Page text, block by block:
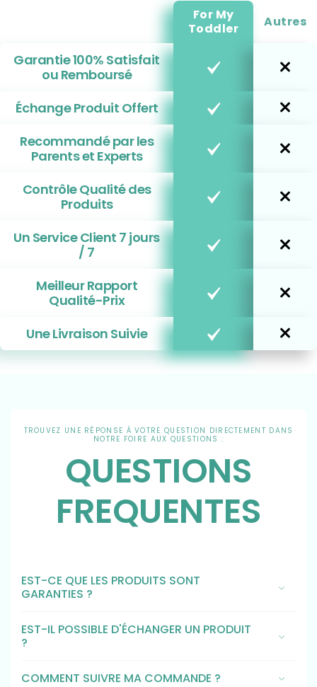
For My
Toddler
Autres
Garantie 100% Satisfait
ou Remboursé
Échange Produit Offert
Recommandé par les
Parents et Experts
Contrôle Qualité des
Produits
Un Service Client 7 jours
/ 7
Meilleur Rapport
Qualité-Prix
Une Livraison Suivie
TROUVEZ UNE RÉPONSE À VOTRE QUESTION DIRECTEMENT DANS
NOTRE FOIRE AUX QUESTIONS :
QUESTIONS
FREQUENTES
EST-CE QUE LES PRODUITS SONT
GARANTIES ?
EST-IL POSSIBLE D'ÉCHANGER UN PRODUIT
?
COMMENT SUIVRE MA COMMANDE ?